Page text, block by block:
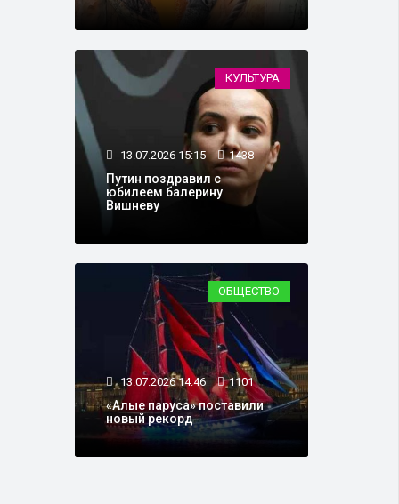
КУЛЬТУРА
13.07.2026 15:15 1438
Путин поздравил с
юбилеем балерину
Вишневу
ОБЩЕСТВО
13.07.2026 14:46 1101
«Алые паруса» поставили
новый рекорд